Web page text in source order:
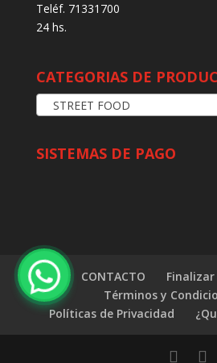
Teléf. 71331700
24 hs.
CATEGORIAS DE
STREET FOOD
SISTEMAS DE PAGO
CONTACTO
Términos y
Políticas de Privacidad